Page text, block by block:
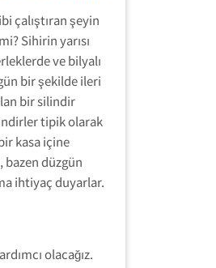
çalıştıran şeyin
Sihirin yarısı
ve bilyalı
bir şekilde ileri
bir silindir
tipik olarak
kasa içine
düzgün
ihtiyaç duyarlar.
olacağız.